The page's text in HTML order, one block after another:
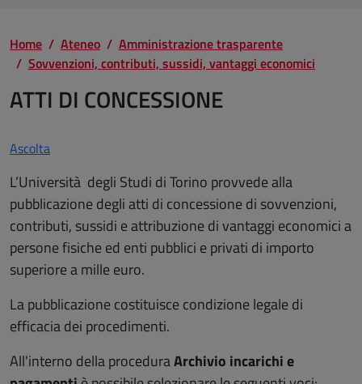
Home Ateneo
Amministrazione trasparente
Sovvenzioni, contributi, sussidi, vantaggi economici
ATTI DI CONCESSIONE
Ascolta
L’Università degli Studi di Torino provvede alla
pubblicazione degli atti di concessione di sovvenzioni,
contributi, sussidi e attribuzione di vantaggi economici a
persone fisiche ed enti pubblici e privati di importo
superiore a mille euro.
La pubblicazione costituisce condizione legale di
efficacia dei procedimenti.
All'interno della proceduraArchivio incarichi e